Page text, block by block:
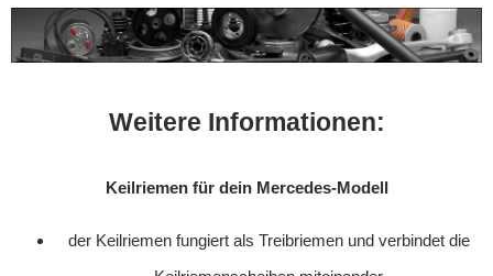
Weitere Informationen:
Keilriemen für dein Mercedes-Modell
der Keilriemen fungiert als Treibriemen und verbindet die